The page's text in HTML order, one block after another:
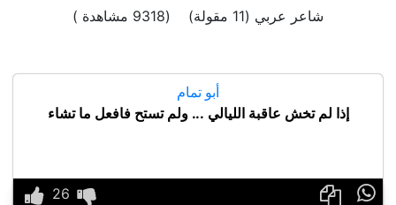
شاعر عربي (11 مقولة) (9318 مشاهدة )
أبو تمام
إذا لم تخش عاقبة الليالي ... ولم تستح فافعل ما تشاء
